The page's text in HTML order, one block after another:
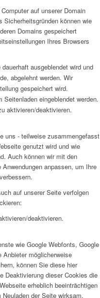
auf unserer Domain
Sicherheitsgründen können wie
Domains gespeichert
Ihres Browsers
ausgeblendet wird und
abgelehnt werden. Wir
gespeichert wird.
eingeblendet werden.
aktivieren/deaktivieren.
uns - teilweise zusammengefasst
genutzt wird und wie
Auch können wir mit den
anpassen, um Ihre
auf unserer Seite verfolgen
deaktivieren.
wie Google Webfonts, Google
Anbieter möglicherweise
können Sie diese hier
Deaktivierung dieser Cookies die
erheblich beeinträchtigen
der Seite wirksam.